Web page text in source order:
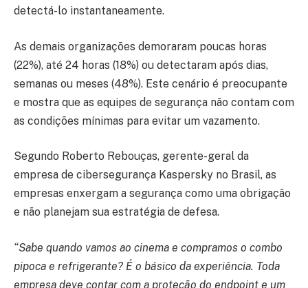
detectá-lo instantaneamente.
As demais organizações demoraram poucas horas
(22%), até 24 horas (18%) ou detectaram após dias,
semanas ou meses (48%). Este cenário é preocupante
e mostra que as equipes de segurança não contam com
as condições mínimas para evitar um vazamento.
Segundo Roberto Rebouças, gerente-geral da
empresa de cibersegurança Kaspersky no Brasil, as
empresas enxergam a segurança como uma obrigação
e não planejam sua estratégia de defesa.
“Sabe quando vamos ao cinema e compramos o combo
pipoca e refrigerante? É o básico da experiência. Toda
empresa deve contar com a proteção do endpoint e um